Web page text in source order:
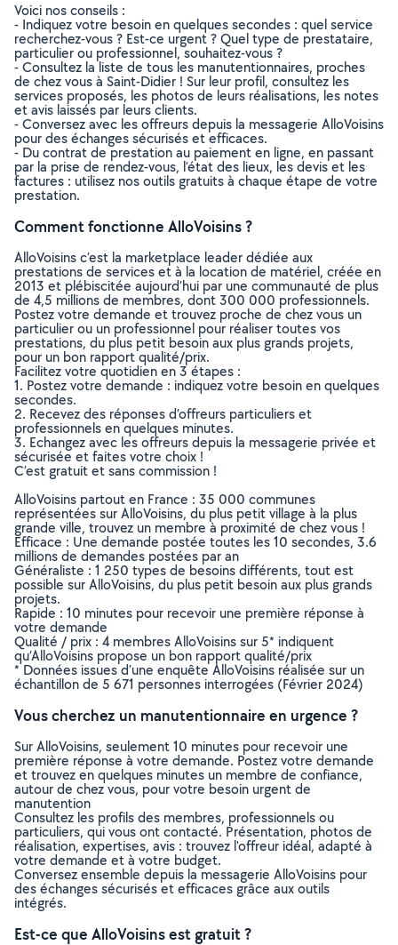
Voici nos conseils :
- Indiquez votre besoin en quelques secondes : quel service
recherchez-vous ? Est-ce urgent ? Quel type de prestataire,
particulier ou professionnel, souhaitez-vous ?
- Consultez la liste de tous les manutentionnaires, proches
de chez vous à Saint-Didier ! Sur leur profil, consultez les
services proposés, les photos de leurs réalisations, les notes
et avis laissés par leurs clients.
- Conversez avec les offreurs depuis la messagerie AlloVoisins
pour des échanges sécurisés et efficaces.
- Du contrat de prestation au paiement en ligne, en passant
par la prise de rendez-vous, l’état des lieux, les devis et les
factures : utilisez nos outils gratuits à chaque étape de votre
prestation.
Comment fonctionne AlloVoisins ?
AlloVoisins c’est la marketplace leader dédiée aux
prestations de services et à la location de matériel, créée en
2013 et plébiscitée aujourd’hui par une communauté de plus
de 4,5 millions de membres, dont 300 000 professionnels.
Postez votre demande et trouvez proche de chez vous un
particulier ou un professionnel pour réaliser toutes vos
prestations, du plus petit besoin aux plus grands projets,
pour un bon rapport qualité/prix.
Facilitez votre quotidien en 3 étapes :
1. Postez votre demande : indiquez votre besoin en quelques
secondes.
2. Recevez des réponses d’offreurs particuliers et
professionnels en quelques minutes.
3. Echangez avec les offreurs depuis la messagerie privée et
sécurisée et faites votre choix !
C’est gratuit et sans commission !
AlloVoisins partout en France : 35 000 communes
représentées sur AlloVoisins, du plus petit village à la plus
grande ville, trouvez un membre à proximité de chez vous !
Efficace : Une demande postée toutes les 10 secondes, 3.6
millions de demandes postées par an
Généraliste : 1 250 types de besoins différents, tout est
possible sur AlloVoisins, du plus petit besoin aux plus grands
projets.
Rapide : 10 minutes pour recevoir une première réponse à
votre demande
Qualité / prix : 4 membres AlloVoisins sur 5* indiquent
qu’AlloVoisins propose un bon rapport qualité/prix
* Données issues d’une enquête AlloVoisins réalisée sur un
échantillon de 5 671 personnes interrogées (Février 2024)
Vous cherchez un manutentionnaire en urgence ?
Sur AlloVoisins, seulement 10 minutes pour recevoir une
première réponse à votre demande. Postez votre demande
et trouvez en quelques minutes un membre de confiance,
autour de chez vous, pour votre besoin urgent de
manutention
Consultez les profils des membres, professionnels ou
particuliers, qui vous ont contacté. Présentation, photos de
réalisation, expertises, avis : trouvez l'offreur idéal, adapté à
votre demande et à votre budget.
Conversez ensemble depuis la messagerie AlloVoisins pour
des échanges sécurisés et efficaces grâce aux outils
intégrés.
Est-ce que AlloVoisins est gratuit ?